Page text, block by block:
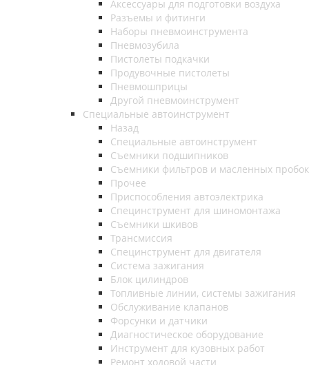
Аксессуары для подготовки воздуха
Разъемы и фитинги
Наборы пневмоинструмента
Пневмозубила
Пистолеты подкачки
Продувочные пистолеты
Пневмошприцы
Другой пневмоинструмент
Специальные автоинструмент
Назад
Специальные автоинструмент
Съемники подшипников
Съемники фильтров и масленных пробок
Прочее
Приспособления автоэлектрика
Специнструмент для шиномонтажа
Съемники шкивов
Трансмиссия
Специнструмент для двигателя
Система зажигания
Блок цилиндров
Топливные линии, системы зажигания
Обслуживание клапанов
Форсунки и датчики
Диагностическое оборудование
Инструмент для кузовных работ
Ремонт ходовой части